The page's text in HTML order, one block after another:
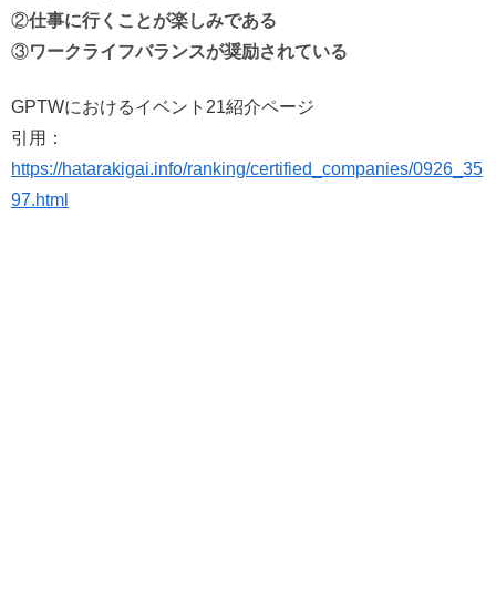
②仕事に行くことが楽しみである
③ワークライフバランスが奨励されている
GPTWにおけるイベント21紹介ページ
引用：
https://hatarakigai.info/ranking/certified_companies/0926_35
97.html